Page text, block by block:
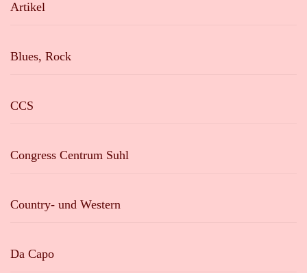
Artikel
Blues, Rock
CCS
Congress Centrum Suhl
Country- und Western
Da Capo